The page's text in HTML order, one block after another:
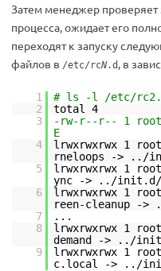
Затем менеджер проверяет
процесса, ожидает его
переходят к запуску
файлов в /etc/rcN.d , в
1
# ls -l /etc/
2
total 4
3
-rw-r--r-- 1 root
E
4
lrwxrwxrwx 1
rneloops -> ../
5
lrwxrwxrwx 1
ync -> ../init.d/
6
lrwxrwxrwx 1
reen-cleanup -
7
...
8
lrwxrwxrwx 1
demand -> ../
9
lrwxrwxrwx 1
c.local -> ../